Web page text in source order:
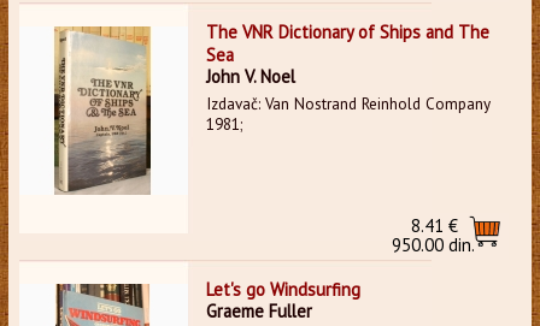
The VNR Dictionary of Ships and The
Sea
John V. Noel
Izdavač: Van Nostrand Reinhold Company
1981;
8.41 €
950.00 din.
Let's go Windsurfing
Graeme Fuller